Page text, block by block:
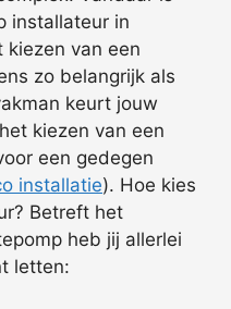
installateur in
kiezen van een
zo belangrijk als
keurt jouw
kiezen van een
een gedegen
installatie). Hoe kies
Betreft het
heb jij allerlei
letten: